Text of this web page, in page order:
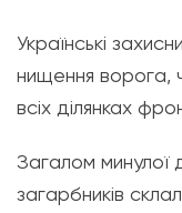
Українські
нищення ворога,
всіх ділянках
Загалом минулої
загарбників